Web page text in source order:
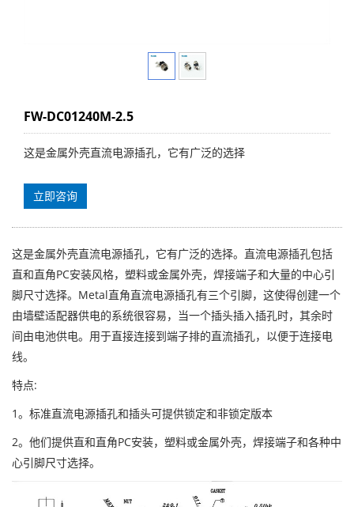
FW-DC01240M-2.5
这是金属外壳直流电源插孔，它有广泛的选择
立即咨询
这是金属外壳直流电源插孔，它有广泛的选择。直流电源插孔包括
直和直角PC安装风格，塑料或金属外壳，焊接端子和大量的中心引
脚尺寸选择。Metal直角直流电源插孔有三个引脚，这使得创建一个
由墙壁适配器供电的系统很容易，当一个插头插入插孔时，其余时
间由电池供电。用于直接连接到端子排的直流插孔，以便于连接电
线。
特点:
1。标准直流电源插孔和插头可提供锁定和非锁定版本
2。他们提供直和直角PC安装，塑料或金属外壳，焊接端子和各种中
心引脚尺寸选择。